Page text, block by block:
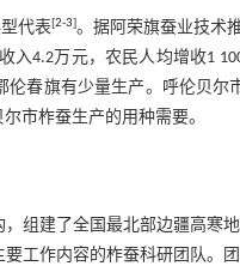
代表[2-3]。据阿荣旗蚕业技术
入4.2万元，农民人均增收1
春旗有少量生产。呼伦贝尔
市柞蚕生产的用种需要。
组建了全国最北部边疆高寒
工作内容的柞蚕科研团队。